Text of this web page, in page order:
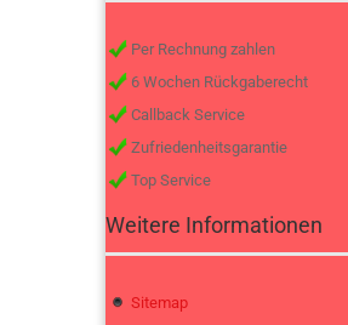
Per Rechnung zahlen
6 Wochen Rückgaberecht
Callback Service
Zufriedenheitsgarantie
Top Service
Weitere Informationen
Sitemap